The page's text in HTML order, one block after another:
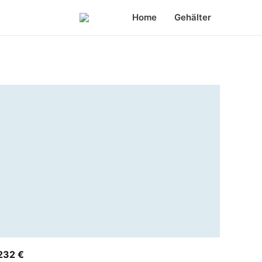
Home Gehälter
€